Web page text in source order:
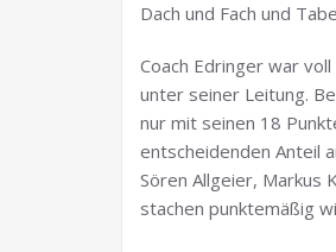
Dach und Fach und
Coach Edringer war
unter seiner Leitung.
nur mit seinen 18
entscheidenden Anteil
Sören Allgeier, Markus
stachen punktemäßig